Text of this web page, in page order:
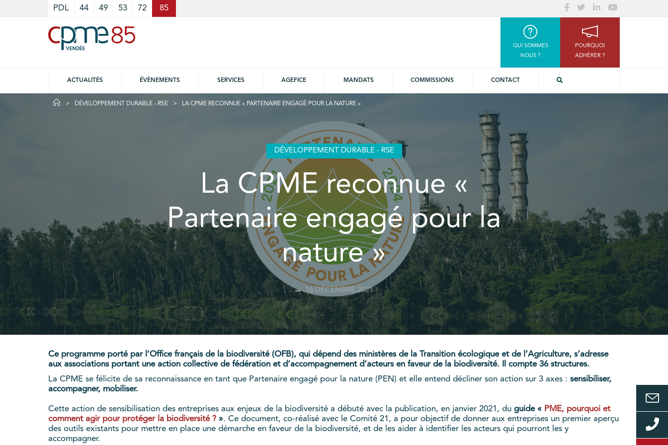
PDL 44 49 53 72 85
QUI SOMMES
NOUS ?
POURQUOI
ADHÉRER ?
ACTUALITÉS ÉVÈNEMENTS SERVICES AGEFICE MANDATS COMMISSIONS CONTACT
DÉVELOPPEMENT DURABLE - RSE LA CPME RECONNUE « PARTENAIRE ENGAGÉ POUR LA NATURE »
DÉVELOPPEMENT DURABLE - RSE
La CPME reconnue «
Partenaire engagé pour la
nature »
16 DÉCEMBRE 2021
Ce programme porté par l’Office français de la biodiversité (OFB), qui dépend des ministères de la Transition écologique et de l’Agriculture, s’adresse
aux associations portant une action collective de fédération et d’accompagnement d’acteurs en faveur de la biodiversité. Il compte 36 structures.
La CPME se félicite de sa reconnaissance en tant que Partenaire engagé pour la nature (PEN) et elle entend décliner son action sur 3 axes : sensibiliser,
accompagner, mobiliser.
Cette action de sensibilisation des entreprises aux enjeux de la biodiversité a débuté avec la publication, en janvier 2021, du guide « PME, pourquoi et
comment agir pour protéger la biodiversité ? ». Ce document, co-réalisé avec le Comité 21, a pour objectif de donner aux entreprises un premier aperçu
des outils existants pour mettre en place une démarche en faveur de la biodiversité, et de les aider à identifier les acteurs qui pourront les y
accompagner.
Cookies management panel